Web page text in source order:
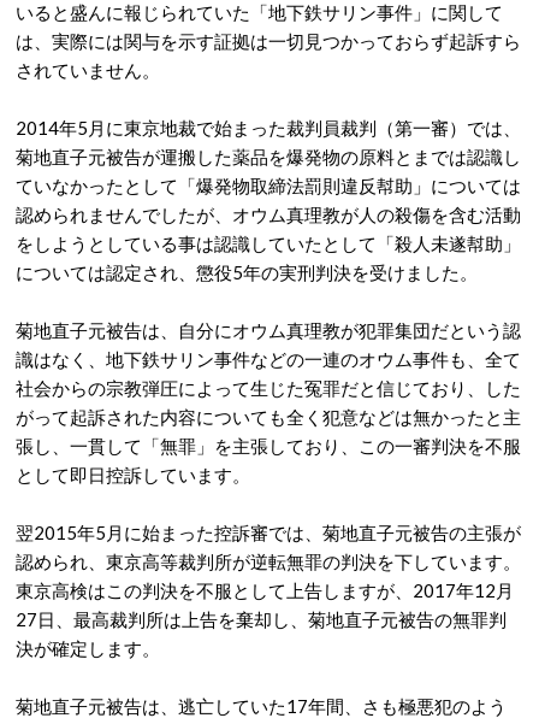
いると盛んに報じられていた「地下鉄サリン事件」に関して
は、実際には関与を示す証拠は一切見つかっておらず起訴すら
されていません。
2014年5月に東京地裁で始まった裁判員裁判（第一審）では、
菊地直子元被告が運搬した薬品を爆発物の原料とまでは認識し
ていなかったとして「爆発物取締法罰則違反幇助」については
認められませんでしたが、オウム真理教が人の殺傷を含む活動
をしようとしている事は認識していたとして「殺人未遂幇助」
については認定され、懲役5年の実刑判決を受けました。
菊地直子元被告は、自分にオウム真理教が犯罪集団だという認
識はなく、地下鉄サリン事件などの一連のオウム事件も、全て
社会からの宗教弾圧によって生じた冤罪だと信じており、した
がって起訴された内容についても全く犯意などは無かったと主
張し、一貫して「無罪」を主張しており、この一審判決を不服
として即日控訴しています。
翌2015年5月に始まった控訴審では、菊地直子元被告の主張が
認められ、東京高等裁判所が逆転無罪の判決を下しています。
東京高検はこの判決を不服として上告しますが、2017年12月
27日、最高裁判所は上告を棄却し、菊地直子元被告の無罪判
決が確定します。
菊地直子元被告は、逃亡していた17年間、さも極悪犯のよう